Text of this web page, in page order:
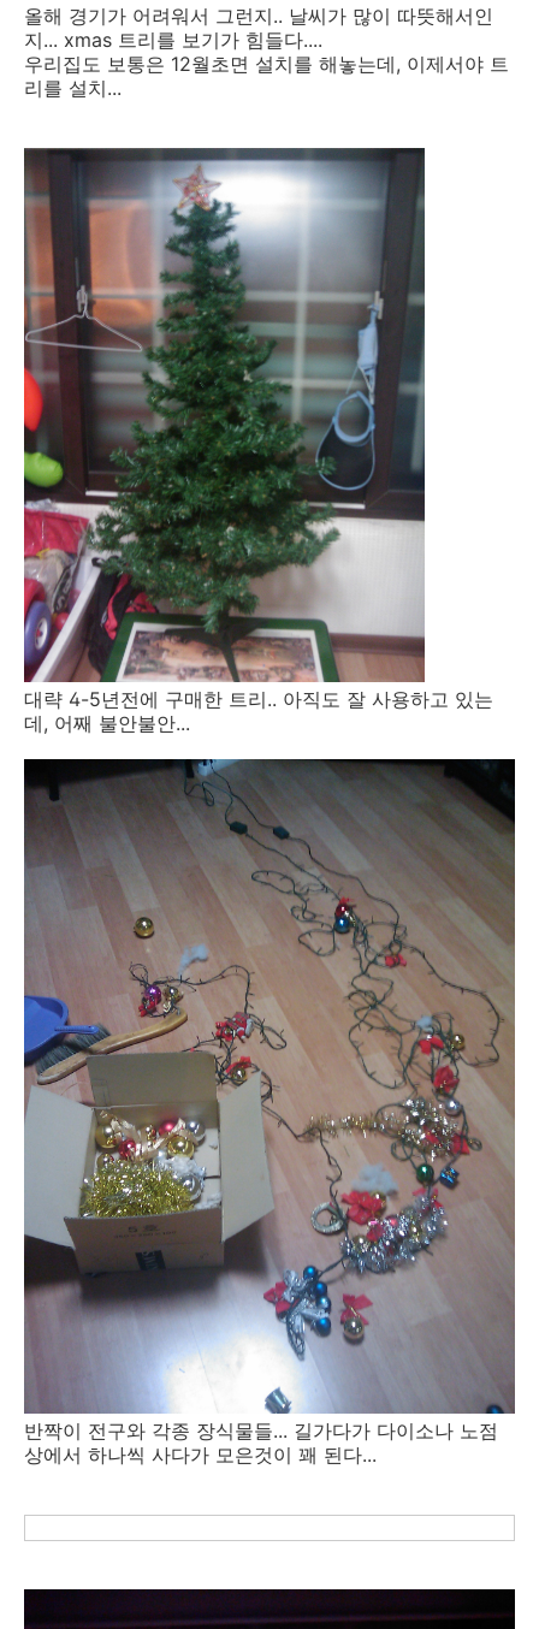
올해 경기가 어려워서 그런지.. 날씨가 많이 따뜻해서인
지... xmas 트리를 보기가 힘들다....
우리집도 보통은 12월초면 설치를 해놓는데, 이제서야 트
리를 설치...
대략 4-5년전에 구매한 트리.. 아직도 잘 사용하고 있는
데, 어째 불안불안...
반짝이 전구와 각종 장식물들... 길가다가 다이소나 노점
상에서 하나씩 사다가 모은것이 꽤 된다...